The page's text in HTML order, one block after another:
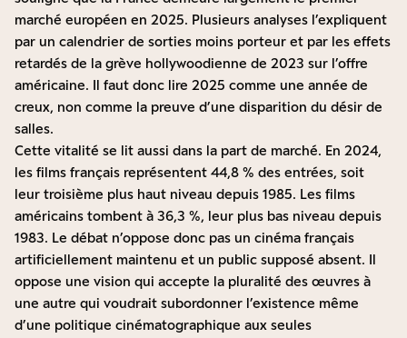
marché européen en 2025. Plusieurs analyses l’expliquent
par un calendrier de sorties moins porteur et par les effets
retardés de la grève hollywoodienne de 2023 sur l’offre
américaine. Il faut donc lire 2025 comme une année de
creux, non comme la preuve d’une disparition du désir de
salles.
Cette vitalité se lit aussi dans la part de marché. En 2024,
les films français représentent 44,8 % des entrées, soit
leur troisième plus haut niveau depuis 1985. Les films
américains tombent à 36,3 %, leur plus bas niveau depuis
1983. Le débat n’oppose donc pas un cinéma français
artificiellement maintenu et un public supposé absent. Il
oppose une vision qui accepte la pluralité des œuvres à
une autre qui voudrait subordonner l’existence même
d’une politique cinématographique aux seules